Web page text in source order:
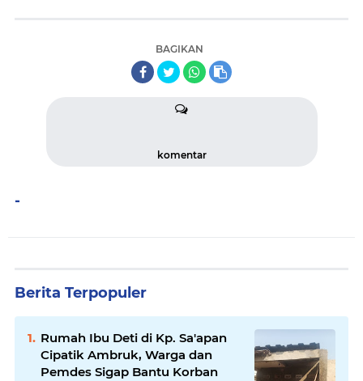
BAGIKAN
komentar
-
Berita Terpopuler
Rumah Ibu Deti di Kp. Sa'apan
Cipatik Ambruk, Warga dan
Pemdes Sigap Bantu Korban